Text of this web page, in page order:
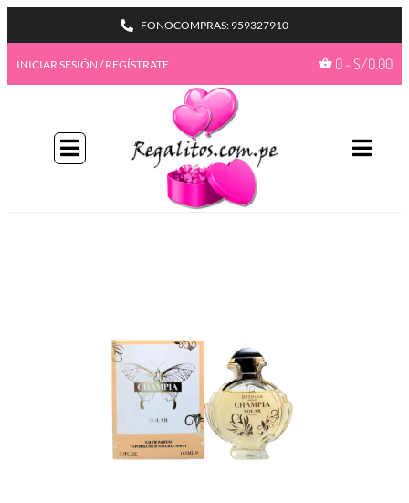
FONOCOMPRAS: 959327910
INICIAR SESIÓN / REGÍSTRATE 0-S/0.00
BIENVENIDA A NUESTRO
PROGAMA GIFTBENEFITS
HAZTE MIEMBRO
Con más formas de desbloquear beneficios
emocionantes, este es su pase de acceso total a
Ir a mis
GiftPoints
GIFTPOINTS
!Gana GiftPoints por diferentes acciones y